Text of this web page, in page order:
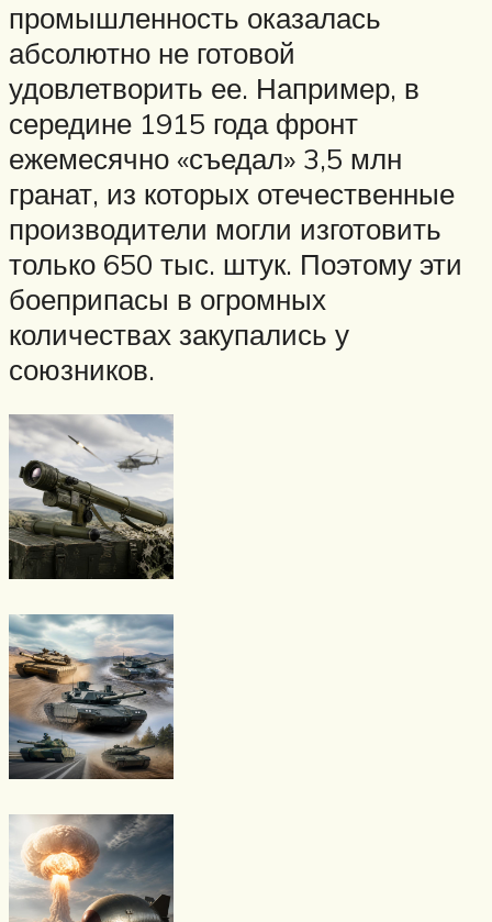
промышленность оказалась
абсолютно не готовой
удовлетворить ее. Например, в
середине 1915 года фронт
ежемесячно «съедал» 3,5 млн
гранат, из которых отечественные
производители могли изготовить
только 650 тыс. штук. Поэтому эти
боеприпасы в огромных
количествах закупались у
союзников.